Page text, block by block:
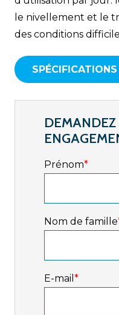
le nivellement et le
des conditions
SPÉCIFICATIONS
Prénom*
Nom de famille
E-mail *